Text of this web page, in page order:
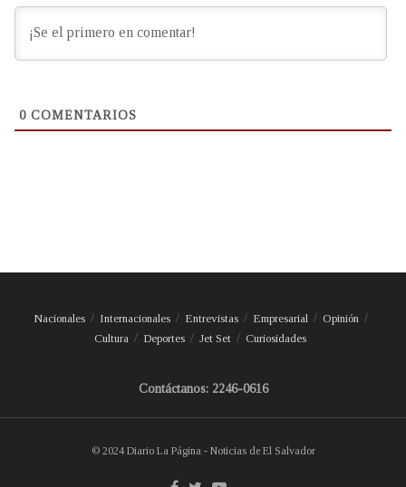
0 COMENTARIOS
Nacionales Internacionales Entrevistas Empresarial
Opinión
Cultura
Deportes Jet Set Curiosidades
Contáctanos: 2246-0616
© 2024 Diario La Página - Noticias de El Salvador